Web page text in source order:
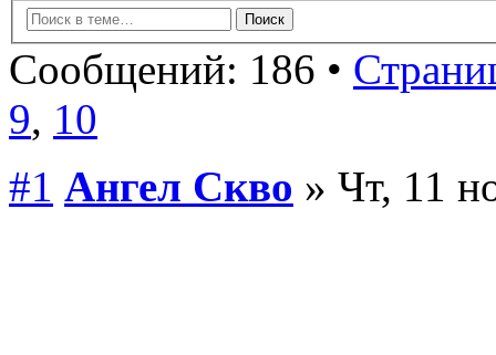
Сообщений: 186 •
9, 10
#1 Ангел Скво » Чт, 11